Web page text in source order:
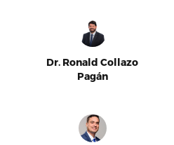
Dr. Ronald Collazo
Pagán